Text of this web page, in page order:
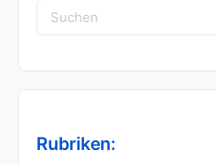
Suchen
nach:
Rubriken: